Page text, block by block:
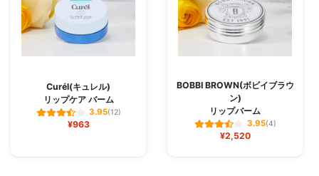
Curél(キュレル)
リップケア バーム
3.95(12)
¥963
BOBBI BROWN(ボビイブラウ
ン)
リップバーム
3.95(4)
¥2,520